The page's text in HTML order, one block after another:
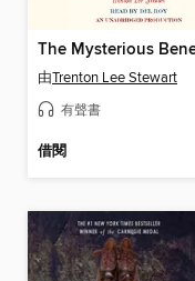
由Trenton Lee Stewart
有聲書
借閱